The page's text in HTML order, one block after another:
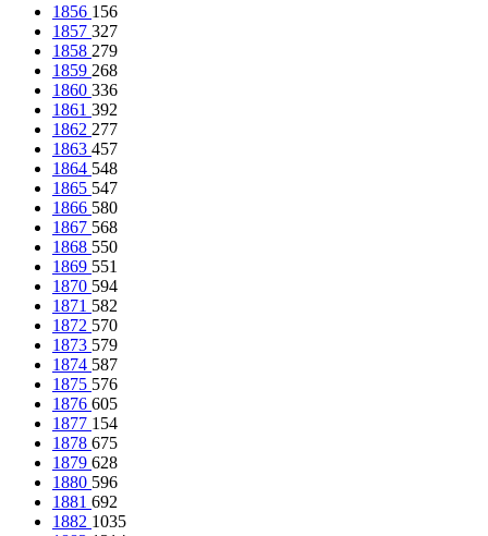
1856 156
1857 327
1858 279
1859 268
1860 336
1861 392
1862 277
1863 457
1864 548
1865 547
1866 580
1867 568
1868 550
1869 551
1870 594
1871 582
1872 570
1873 579
1874 587
1875 576
1876 605
1877 154
1878 675
1879 628
1880 596
1881 692
1882 1035